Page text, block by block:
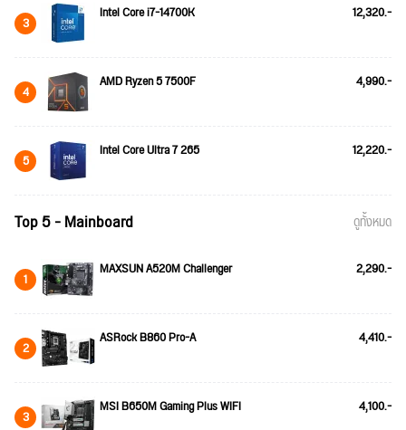
3 Intel Core i7-14700K 12,320.-
4 AMD Ryzen 5 7500F 4,990.-
5 Intel Core Ultra 7 265 12,220.-
Top 5 - Mainboard ดูทั้งหมด
1 MAXSUN A520M Challenger 2,290.-
2 ASRock B860 Pro-A 4,410.-
3 MSI B650M Gaming Plus WIFI 4,100.-